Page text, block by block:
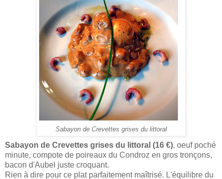
Sabayon de Crevettes grises du littoral
Sabayon de Crevettes grises du littoral (16 €), oeuf poché
minute, compote de poireaux du Condroz en gros tronçons,
bacon d'Aubel juste croquant.
Rien à dire pour ce plat parfaitement maîtrisé. L'équilibre du